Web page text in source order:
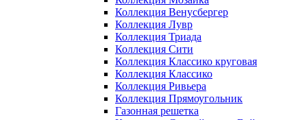
Коллекция Венусбергер
Коллекция Лувр
Коллекция Триада
Коллекция Сити
Коллекция Классико круговая
Коллекция Классико
Коллекция Ривьера
Коллекция Прямоугольник
Газонная решетка